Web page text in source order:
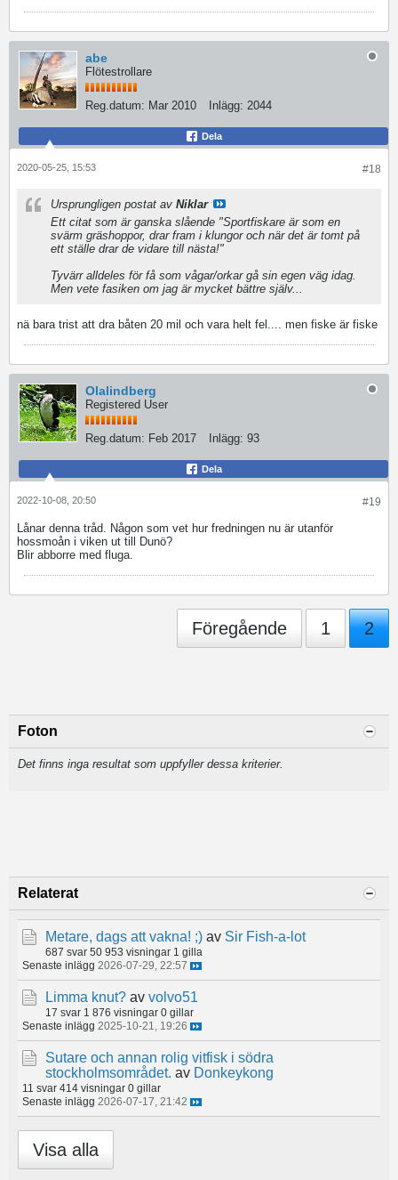
abe
Flötestrollare
Reg.datum: Mar 2010 Inlägg: 2044
Dela
#18
2020-05-25, 15:53
Ursprungligen postat av Niklar
Ett citat som är ganska slående "Sportfiskare är som en
svärm gräshoppor, drar fram i klungor och när det är tomt på
ett ställe drar de vidare till nästa!"
Tyvärr alldeles för få som vågar/orkar gå sin egen väg idag.
Men vete fasiken om jag är mycket bättre själv...
nä bara trist att dra båten 20 mil och vara helt fel.... men fiske är fiske
Olalindberg
Registered User
Reg.datum: Feb 2017 Inlägg: 93
Dela
#19
2022-10-08, 20:50
Lånar denna tråd. Någon som vet hur fredningen nu är utanför
hossmoån i viken ut till Dunö?
Blir abborre med fluga.
Föregående 1 2
Foton
Det finns inga resultat som uppfyller dessa kriterier.
Relaterat
Metare, dags att vakna! ;) av Sir Fish-a-lot
687 svar 50 953 visningar 1 gilla
Senaste inlägg 2026-07-29, 22:57
Limma knut? av volvo51
17 svar 1 876 visningar 0 gillar
Senaste inlägg 2025-10-21, 19:26
Sutare och annan rolig vitfisk i södra
stockholmsområdet. av Donkeykong
11 svar 414 visningar 0 gillar
Senaste inlägg 2026-07-17, 21:42
Visa alla